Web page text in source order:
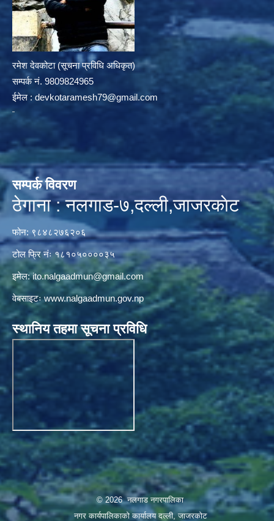
रमेश देवकोटा (सूचना प्रविधि अधिकृत)
सम्पर्क न‌ं. 9809824965
ईमेल : devkotaramesh79@gmail.com
सम्पर्क विवरण
ठेगाना : नलगाड-७,दल्ली,जाजरकाेट
फोन: ९८४८२७६२०६
टोल फ्रि नंः १८१०५००००३५
इमेल:ito.nalgaadmun@gmail.com
वेबसाइटःwww.nalgaadmun.gov.np
स्थानिय तहमा सूचना प्रविधि
© 2026 नलगाड नगरपालिका
नगर कार्यपालिकाको कार्यालय दल्ली, जाजरकाेट